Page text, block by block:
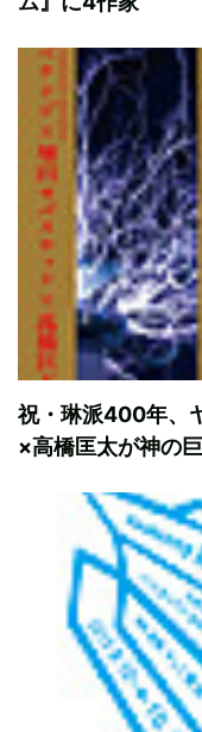
祝・琳派400年、
×高橋匡太が神の